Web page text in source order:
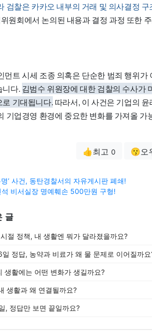
검찰은 카카오 내부의 거래 및 의사결정
원회에서 논의된 내용과 결정 과정 또한
먼트 시세 조종 의혹은 단순한 범죄 행위
니다. 김범수 위원장에 대한 검찰의 수사가
기대됩니다. 따라서, 이 사건은 기업의
기업경영 환경에 중요한 변화를 가져올 가
👍최고 0 😗오
명’ 사건, 동탄경찰서의 자유게시판 폐쇄!
석 비서실장 명예훼손 500만원 구형!
글
절 정책, 내 생활엔 뭐가 달라졌을까요?
정답, 농약과 비료가 왜 물 문제로 이어질까요
생활에는 어떤 변화가 생길까요?
생활과 왜 연결될까요?
, 정답만 보면 끝일까요?